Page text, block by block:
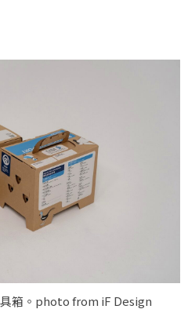
箱。photo from iF Design